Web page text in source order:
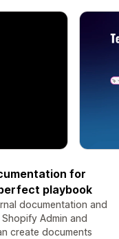
for
playbook
documentation and
Admin and
create documents